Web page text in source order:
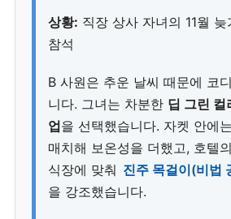
상황: 직장 상사 자녀의 11월
참석
B 사원은 추운 날씨 때문에 코
니다. 그녀는 차분한 딥 그린 컬
업을 선택했습니다. 자켓 안에
매치해 보온성을 더했고, 호텔
식장에 맞춰 진주 목걸이(비법
을 강조했습니다.